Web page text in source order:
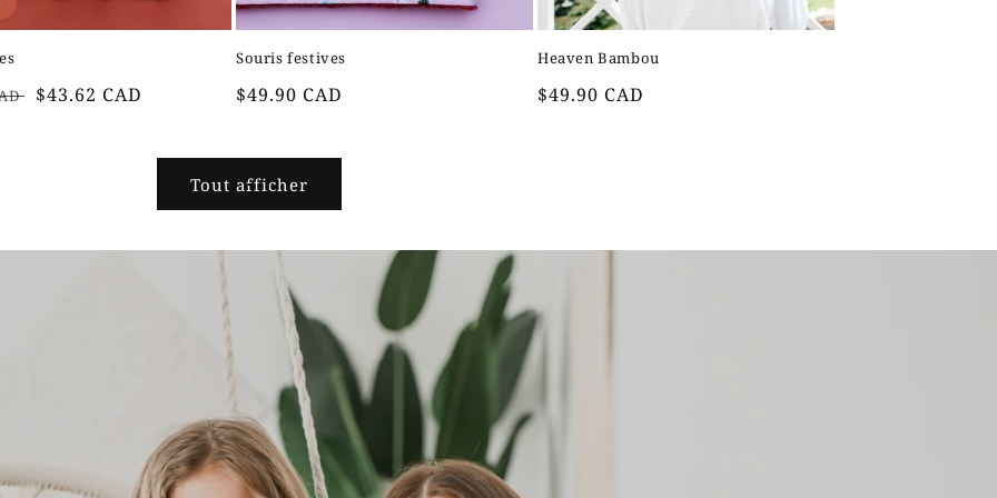
Prix
$43.62 CAD
Souris festives
Prix
$49.90 CAD
Heaven Bambou
Prix
$49.90 CAD
Tout afficher